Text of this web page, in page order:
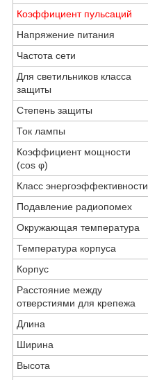
Коэффициент пульсаций
Напряжение питания
Частота сети
Для светильников класса
защиты
Степень защиты
Ток лампы
Коэффициент мощности
(cos φ)
Класс энергоэффективности
Подавление радиопомех
Окружающая температура
Температура корпуса
Корпус
Расстояние между
отверстиями для крепежа
Длина
Ширина
Высота